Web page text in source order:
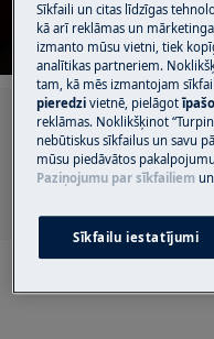
Meklēt
Sīkfaili un citas līdzīgas
kā arī reklāmas un
izmanto mūsu vietni, tiek
analītikas partneriem.
tam, kā mēs izmantojam
pieredzivietnē, pielāgot
reklāmas. Noklikšķinot
nebūtiskus sīkfailus un savu
mūsu piedāvātos
Paziņojumu par sīkfailiem un
Sīkfailu iestatījumi